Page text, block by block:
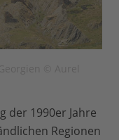
der 1990er Jahre
Regionen